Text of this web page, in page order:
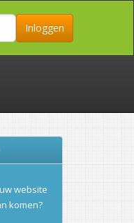
Inloggen
website
komen?